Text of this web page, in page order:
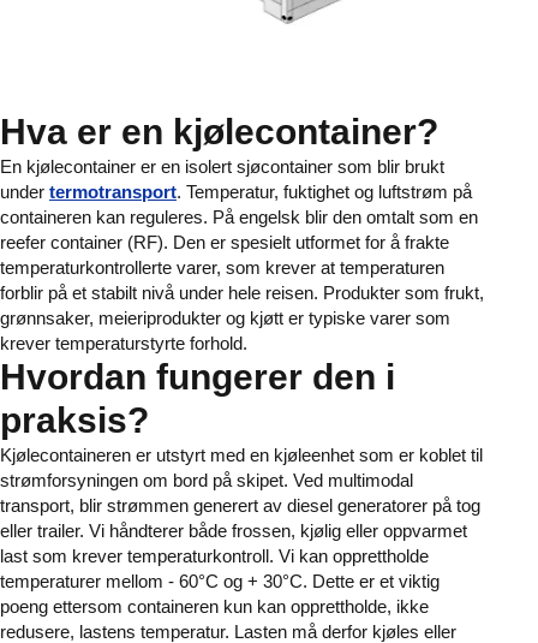
Hva er en kjølecontainer?
En kjølecontainer er en isolert sjøcontainer som blir brukt
under termotransport. Temperatur, fuktighet og luftstrøm på
containeren kan reguleres. På engelsk blir den omtalt som en
reefer container (RF). Den er spesielt utformet for å frakte
temperaturkontrollerte varer, som krever at temperaturen
forblir på et stabilt nivå under hele reisen. Produkter som frukt,
grønnsaker, meieriprodukter og kjøtt er typiske varer som
krever temperaturstyrte forhold.
Hvordan fungerer den i
praksis?
Kjølecontaineren er utstyrt med en kjøleenhet som er koblet til
strømforsyningen om bord på skipet. Ved multimodal
transport, blir strømmen generert av diesel generatorer på tog
eller trailer. Vi håndterer både frossen, kjølig eller oppvarmet
last som krever temperaturkontroll. Vi kan opprettholde
temperaturer mellom - 60°C og + 30°C. Dette er et viktig
poeng ettersom containeren kun kan opprettholde, ikke
redusere, lastens temperatur. Lasten må derfor kjøles eller